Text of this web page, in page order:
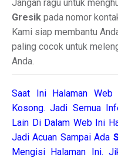
Jangan ragu untuk
Gresik pada nomor
Kami siap membantu
paling cocok untuk
Anda.
Saat Ini Halaman Web
Kosong. Jadi Semua
Lain Di Dalam Web Ini
Jadi Acuan Sampai Ada
Mengisi Halaman Ini.